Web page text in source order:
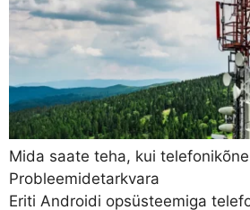
Mida saate teha, kui
Probleemidetarkvara
Eriti Androidi opsüsteemiga